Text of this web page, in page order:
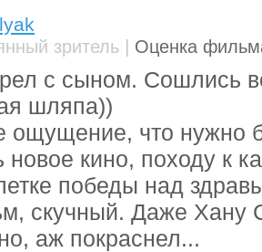
зритель | Оценка
с сыном. Сошлись
шляпа))
ощущение, что нужно
новое кино, походу к
победы над
скучный. Даже Хану
аж покраснел...